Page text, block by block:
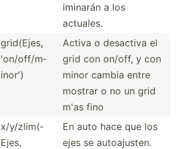
imi­narán a los
actuales.
grid(Ejes,
'on/of­f/m­
inor')
Activa o desactiva el
grid con on/off, y con
minor cambia entre
mostrar o no un grid
m'as fino
x/y/zl­im(­
Ejes,
En auto hace que los
ejes se autoaj­usten.